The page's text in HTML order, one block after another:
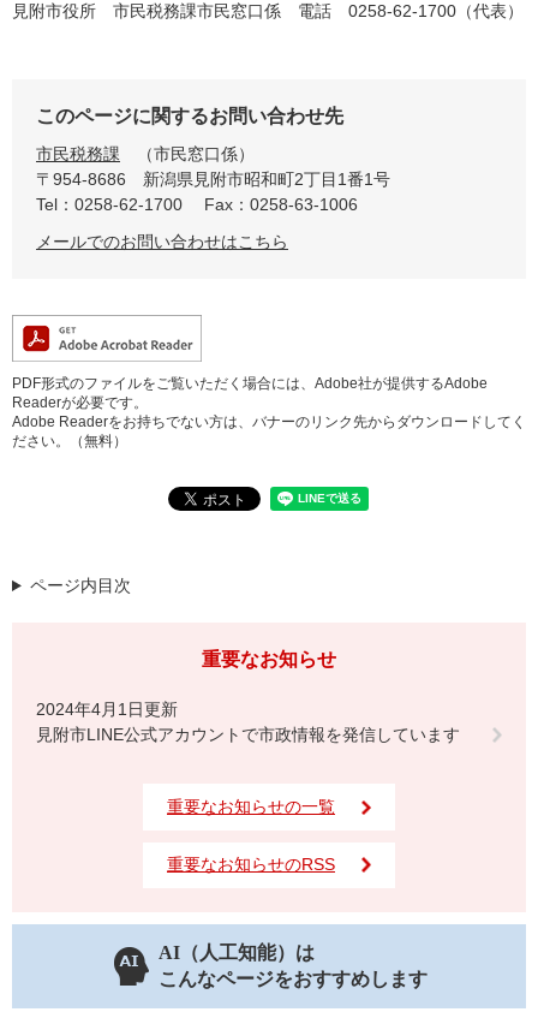
見附市役所 市民税務課市民窓口係 電話 0258-62-1700（代表）
このページに関するお問い合わせ先
市民税務課
市民窓口係
〒954-8686
新潟県見附市昭和町2丁目1番1号
Tel：0258-62-1700
Fax：0258-63-1006
メールでのお問い合わせはこちら
PDF形式のファイルをご覧いただく場合には、Adobe社が提供するAdobe
Readerが必要です。
Adobe Readerをお持ちでない方は、バナーのリンク先からダウンロードしてく
ださい。（無料）
ページ内目次
重要なお知らせ
2024年4月1日更新
見附市LINE公式アカウントで市政情報を発信しています
重要なお知らせの一覧
重要なお知らせのRSS
AI（人工知能）は
こんなページをおすすめします